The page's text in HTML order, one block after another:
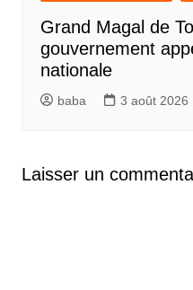
Grand Magal de
gouvernement
nationale
baba 3 août 2026
Laisser un